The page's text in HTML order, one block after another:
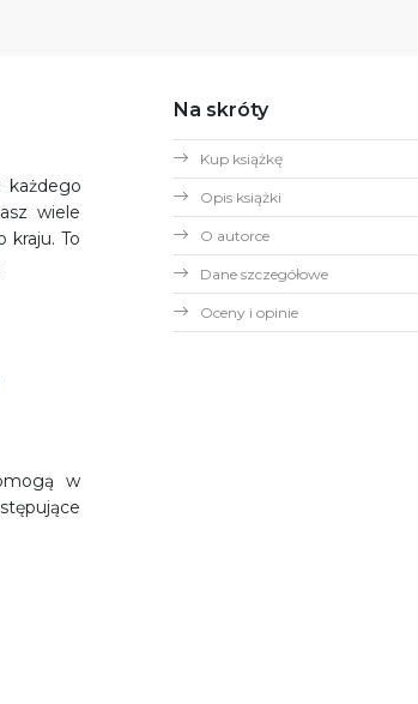
każdego
wiele
To
w
Na skróty
Kup książkę
Opis książki
O autorce
Dane szczegółowe
Oceny i opinie